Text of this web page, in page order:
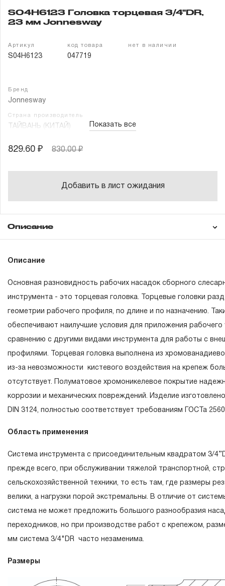
S04H6123 Головка торцевая 3/4"DR,
23 мм Jonnesway
Артикул
S04H6123
код товара
047719
нет в наличии
Бренд
Jonnesway
Страна производитель
ТАЙВАНЬ (КИТАЙ) Показать все
829.60 ₽ 830.00 ₽
Добавить в лист ожидания
Описание
Описание
Основная разновидность рабочих насадок сборного
инструмента - это торцевая головка. Торцевые головки
геометрии рабочего профиля, по длине и по назначению.
обеспечивают наилучшие условия для приложения рабочего
сравнению с другими видами инструмента для работы с
профилями. Торцевая головка выполнена из
из-за невозможности кистевого воздействия на крепеж
отсутствует. Полуматовое хромоникелевое покрытие
коррозии и механических повреждений. Изделие
DIN 3124, полностью соответствует требованиям ГОСТа
Область применения
Система инструмента с присоединительным квадратом 3/
прежде всего, при обслуживании тяжелой транспортной,
сельскохозяйственной техники, то есть там, где размеры
велики, а нагрузки порой экстремальны. В отличие от системы
система не может предложить большого разнообразия
переходников, но при производстве работ с крепежом,
мм система 3/4"DR часто незаменима.
Размеры
Понятие «ПОЖИЗНЕННАЯ ГАРАНТИЯ».
1.1 Понятие «ПОЖИЗНЕННАЯ ГАРАНТИЯ» включает в
неограниченного срока поддержания гарантийных
течение всего периода эксплуатации изделия, а также
ремонт вышедшего из строя инструмента, если при
технической экспертизы было установлено, что
использовал при изготовлении изделия некачественные
1.2 «ПОЖИЗНЕННАЯ ГАРАНТИЯ» предоставляется при
2. Понятие «ОГРАНИЧЕННАЯ ГАРАНТИЯ»
2.1 На инструмент, имеющий в своей конструкции
СХЕМУ (МЕХАНИЗМ) распространяется понятие
повышенным износом при использовании и определен в
с начала использования в условиях эксплуатации